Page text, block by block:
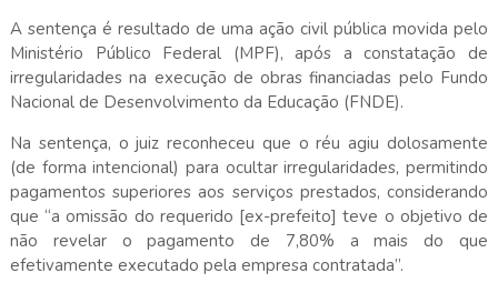
A sentença é resultado de uma ação civil pública movida pelo
Ministério Público Federal (MPF), após a constatação de
irregularidades na execução de obras financiadas pelo Fundo
Nacional de Desenvolvimento da Educação (FNDE).
Na sentença, o juiz reconheceu que o réu agiu dolosamente
(de forma intencional) para ocultar irregularidades, permitindo
pagamentos superiores aos serviços prestados, considerando
que “a omissão do requerido [ex-prefeito] teve o objetivo de
não revelar o pagamento de 7,80% a mais do que
efetivamente executado pela empresa contratada”.